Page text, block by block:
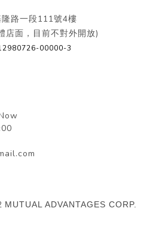
路一段111號4樓
店面，目前不對外開放)
00000-3
MUTUAL ADVANTAGES CORP.